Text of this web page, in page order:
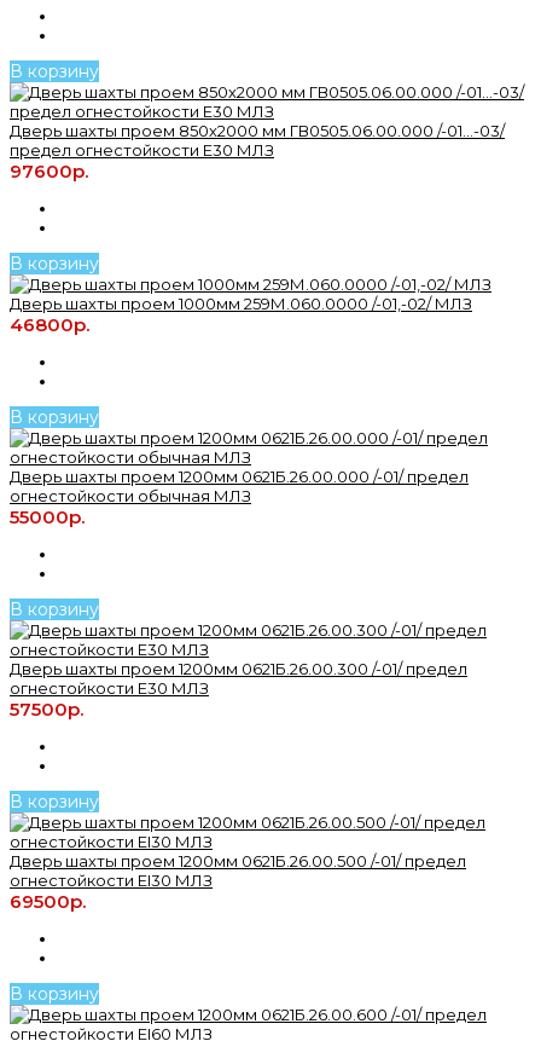
В корзину
Дверь шахты проем 850х2000 мм ГВ0505.06.00.000 /-01...-03/
предел огнестойкости Е30 МЛЗ
97600р.
В корзину
Дверь шахты проем 1000мм 259М.060.0000 /-01,-02/ МЛЗ
46800р.
В корзину
Дверь шахты проем 1200мм 0621Б.26.00.000 /-01/ предел
огнестойкости обычная МЛЗ
55000р.
В корзину
Дверь шахты проем 1200мм 0621Б.26.00.300 /-01/ предел
огнестойкости Е30 МЛЗ
57500р.
В корзину
Дверь шахты проем 1200мм 0621Б.26.00.500 /-01/ предел
огнестойкости ЕI30 МЛЗ
69500р.
В корзину